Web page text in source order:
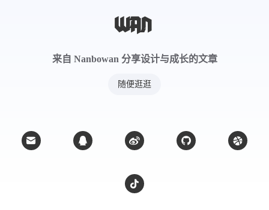
来自 Nanbowan 分享设计与成长的文章
随便逛逛